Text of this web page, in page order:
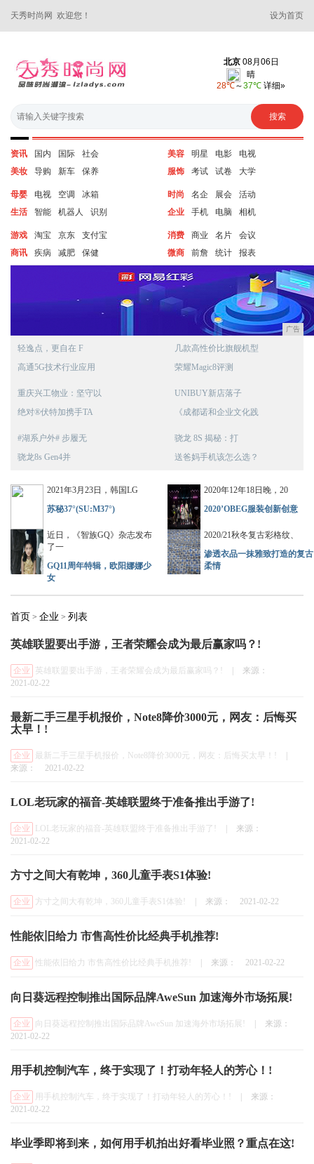
天秀时尚网 欢迎您！ 设为首页
资讯 国内 国际
社会
美妆
导购 新车 保养
美容 明星 电影
电视
服饰
考试 试卷 大学
母婴 电视 空调
冰箱
生活
智能 机器人 识别
时尚 名企 展会
活动
企业
手机 电脑 相机
游戏 淘宝 京东
支付宝
商讯
疾病 减肥 保健
消费 商业 名片
会议
微商
前詹 统计 报表
广告
轻逸点，更自在 F
高通5G技术行业应用
几款高性价比旗舰机型
荣耀Magic8评测
重庆兴工物业：坚守以
绝对®伏特加携手TA
UNIBUY新店落子
《成都诺和企业文化践
#湖系户外# 步履无
骁龙8s Gen4并
骁龙 8S 揭秘：打
送爸妈手机该怎么选？
2021年3月23日，韩国LG
苏秘37°(SU:M37°)
2020年12年18日晚，20
2020’OBEG服装创新创意
近日，《智族GQ》杂志发布
了一
GQ11周年特辑，欧阳娜娜少
女
2020/21秋冬复古彩格纹、
渗透衣品一抹雅致打造的复古
柔情
首页 > 企业 > 列表
英雄联盟要出手游，王者荣耀会成为最后赢家吗？!
企业 英雄联盟要出手游，王者荣耀会成为最后赢家吗？!
来源：
2021-02-22
最新二手三星手机报价，Note8降价3000元，网友：后悔买
太早！!
企业 最新二手三星手机报价，Note8降价3000元，网友：后悔买太早！!
来源：
2021-02-22
LOL老玩家的福音-英雄联盟终于准备推出手游了!
企业 LOL老玩家的福音-英雄联盟终于准备推出手游了!
来源：
2021-02-22
方寸之间大有乾坤，360儿童手表S1体验!
企业 方寸之间大有乾坤，360儿童手表S1体验! 来源： 2021-02-22
性能依旧给力 市售高性价比经典手机推荐!
企业 性能依旧给力 市售高性价比经典手机推荐! 来源： 2021-02-22
向日葵远程控制推出国际品牌AweSun 加速海外市场拓展!
企业 向日葵远程控制推出国际品牌AweSun 加速海外市场拓展!
来源：
2021-02-22
用手机控制汽车，终于实现了！打动年轻人的芳心！!
企业 用手机控制汽车，终于实现了！打动年轻人的芳心！!
来源：
2021-02-22
毕业季即将到来，如何用手机拍出好看毕业照？重点在这!